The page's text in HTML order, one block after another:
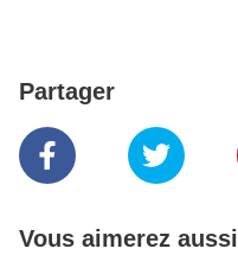
Partager
Vous aimerez aussi